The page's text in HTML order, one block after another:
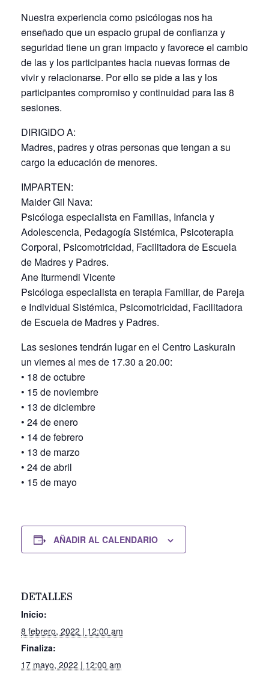
Nuestra experiencia como psicólogas nos ha
enseñado que un espacio grupal de confianza y
seguridad tiene un gran impacto y favorece el cambio
de las y los participantes hacia nuevas formas de
vivir y relacionarse. Por ello se pide a las y los
participantes compromiso y continuidad para las 8
sesiones.
DIRIGIDO A:
Madres, padres y otras personas que tengan a su
cargo la educación de menores.
IMPARTEN:
Maider Gil Nava:
Psicóloga especialista en Familias, Infancia y
Adolescencia, Pedagogía Sistémica, Psicoterapia
Corporal, Psicomotricidad, Facilitadora de Escuela
de Madres y Padres.
Ane Iturmendi Vicente
Psicóloga especialista en terapia Familiar, de Pareja
e Individual Sistémica, Psicomotricidad, Facilitadora
de Escuela de Madres y Padres.
Las sesiones tendrán lugar en el Centro Laskurain
un viernes al mes de 17.30 a 20.00:
• 18 de octubre
• 15 de noviembre
• 13 de diciembre
• 24 de enero
• 14 de febrero
• 13 de marzo
• 24 de abril
• 15 de mayo
AÑADIR AL CALENDARIO
DETALLES
Inicio:
8 febrero, 2022 | 12:00 am
Finaliza:
17 mayo, 2022 | 12:00 am